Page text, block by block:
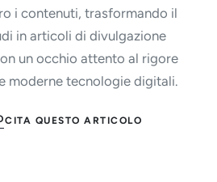
i contenuti, trasformando il
in articoli di divulgazione
un occhio attento al rigore
moderne tecnologie digitali.
CITA QUESTO ARTICOLO